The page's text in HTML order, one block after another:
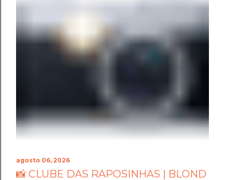
agosto 06, 2026
📸 CLUBE DAS RAPOSINHAS | BLOND